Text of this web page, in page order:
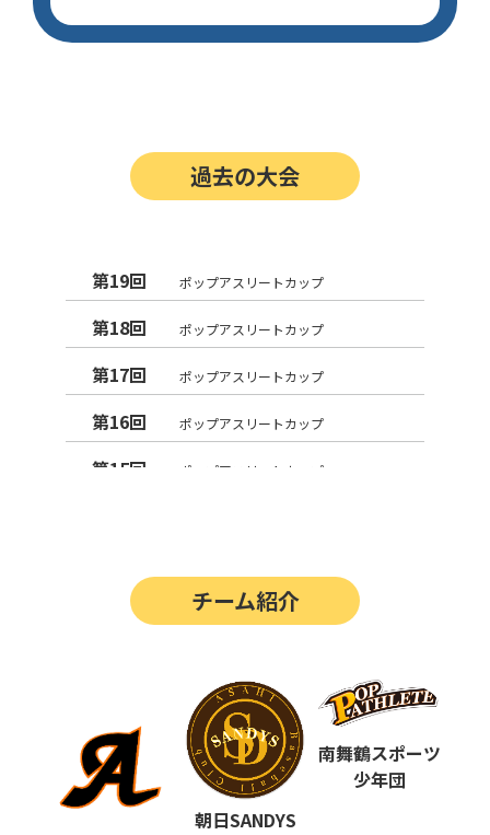
過去の大会
第19回 ポップアスリートカップ
第18回 ポップアスリートカップ
第17回 ポップアスリートカップ
第16回 ポップアスリートカップ
第15回 ポップアスリートカップ
第12回 決勝戦の動画はこちらから
ポップアスリートカップ
第10回 ポップアスリートカップ
第9回 ポップアスリートカップ
チーム紹介
朝日SANDYS
南舞鶴スポーツ
少年団